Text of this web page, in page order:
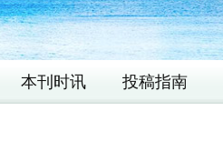
本刊时讯 投稿指南